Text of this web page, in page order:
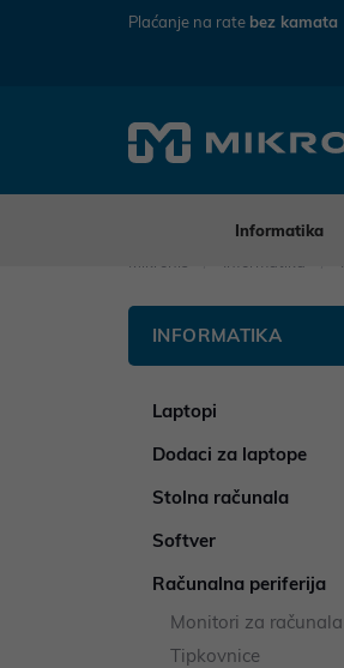
Plaćanje na rate bez kamata
Informatika
INFORMATIKA
Laptopi
Dodaci za laptope
Stolna računala
Softver
Računalna periferija
Monitori za računala
Tipkovnice